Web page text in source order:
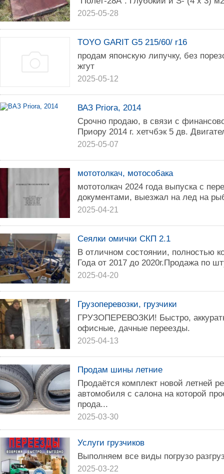
2025-05-28
TOYO GARIT G5 215/60/ r16
продам японскую липучку, без
жгут
2025-05-12
ВАЗ Priora, 2014
Срочно продаю, в связи с
Приору 2014 г. хетчбэк 5 дв.
2025-05-07
мототолкач, мотособака
мототолкач 2024 года выпуска с
документами, выезжал на лед на
2025-04-21
Сеялки омички СКП 2.1
В отличном состоянии, полностью
Года от 2017 до 2020г.Продажа по
2025-04-20
Грузоперевозки, грузчики
ГРУЗОПЕРЕВОЗКИ! Быстро,
офисные, дачные переезды.
2025-04-13
Продам шины летние
Продаётся комплект новой летней
автомобиля с салона на которой
прода...
2025-03-30
Услуги грузчиков
Выполняем все виды погрузо
2025-03-22